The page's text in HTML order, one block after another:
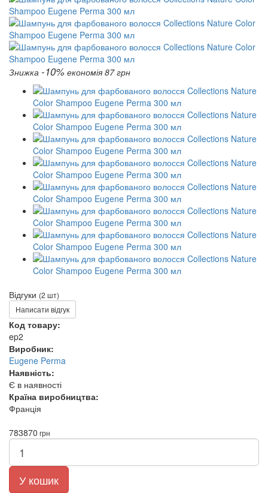
Знижка -10% економія 87 грн
Відгуки (2 шт)
Написати відгук
Код товару:
ep2
Виробник:
Eugene Perma
Наявність:
Є в наявності
Країна виробництва:
Франція
783870 грн
У кошик